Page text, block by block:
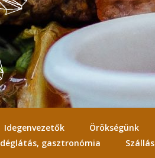
Idegenvezetők Örökségünk
gasztronómia
Szállás